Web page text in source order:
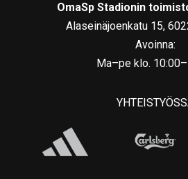
OmaSp Stadionin
Alaseinäjoenkatu 15,
Avoinna:
Ma–pe klo.